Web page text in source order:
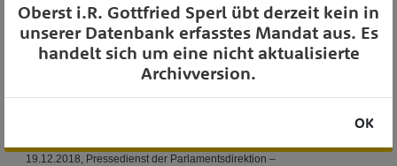
Oberst i.R. Gottfried Sperl übt derzeit kein in
unserer Datenbank erfasstes Mandat aus. Es
handelt sich um eine nicht aktualisierte
Archivversion.
OK